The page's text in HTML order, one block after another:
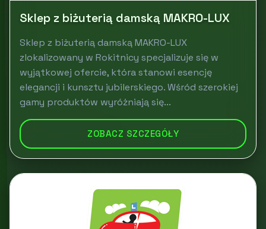
Sklep z biżuterią damską MAKRO-LUX
Sklep z biżuterią damską MAKRO-LUX
zlokalizowany w Rokitnicy specjalizuje się w
wyjątkowej ofercie, która stanowi esencję
elegancji i kunsztu jubilerskiego. Wśród szerokiej
gamy produktów wyróżniają się...
ZOBACZ SZCZEGÓŁY